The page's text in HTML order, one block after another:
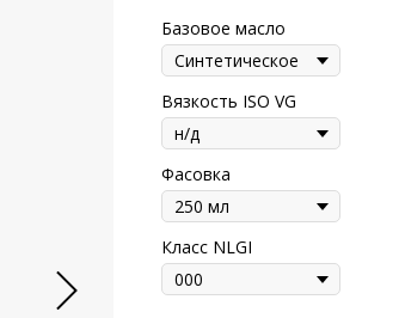
Базовое масло
Вязкость ISO VG
Фасовка
Класс NLGI